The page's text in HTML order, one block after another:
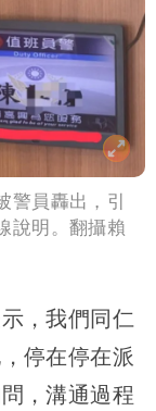
警員轟出，引
說明。翻攝賴
，我們同仁
停在停在派
，溝通過程